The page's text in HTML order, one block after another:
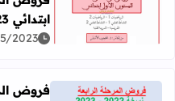
اقرأ المزيد عن فروض
ابتدائي 2023
2023
فروض